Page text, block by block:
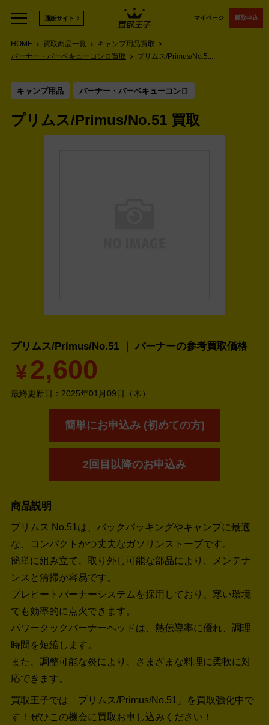
マイページ 買取申込
通販サイト
HOME 買取商品一覧
キャンプ用品買取
バーナー・バーベキューコンロ買取
プリムス/Primus/No.5...
キャンプ用品 バーナー・バーベキューコンロ
プリムス/Primus/No.51 買取
プリムス/Primus/No.51 ｜ バーナーの参考買取価格
¥2,600
最終更新日： 2025年01月09日（木）
簡単にお申込み (初めての方)
2回目以降のお申込み
商品説明
プリムス No.51は、バックパッキングやキャンプに最適
な、コンパクトかつ丈夫なガソリンストーブです。
簡単に組み立て、取り外し可能な部品により、メンテナ
ンスと清掃が容易です。
プレヒートバーナーシステムを採用しており、寒い環境
でも効率的に点火できます。
パワークックバーナーヘッドは、熱伝導率に優れ、調理
時間を短縮します。
また、調整可能な炎により、さまざまな料理に柔軟に対
応できます。
買取王子では「プリムス/Primus/No.51」を買取強化中で
す！ ぜひこの機会に買取お申し込みください！